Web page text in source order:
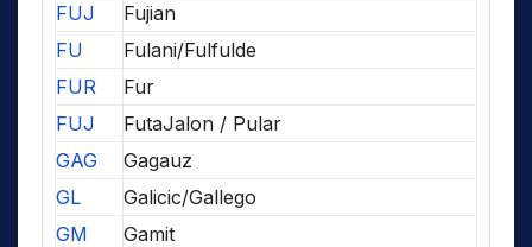
FUJ
Fujian
FU
Fulani/Fulfulde
FUR
Fur
FUJ
FutaJalon / Pular
GAG
Gagauz
GL
Galicic/Gallego
GM
Gamit